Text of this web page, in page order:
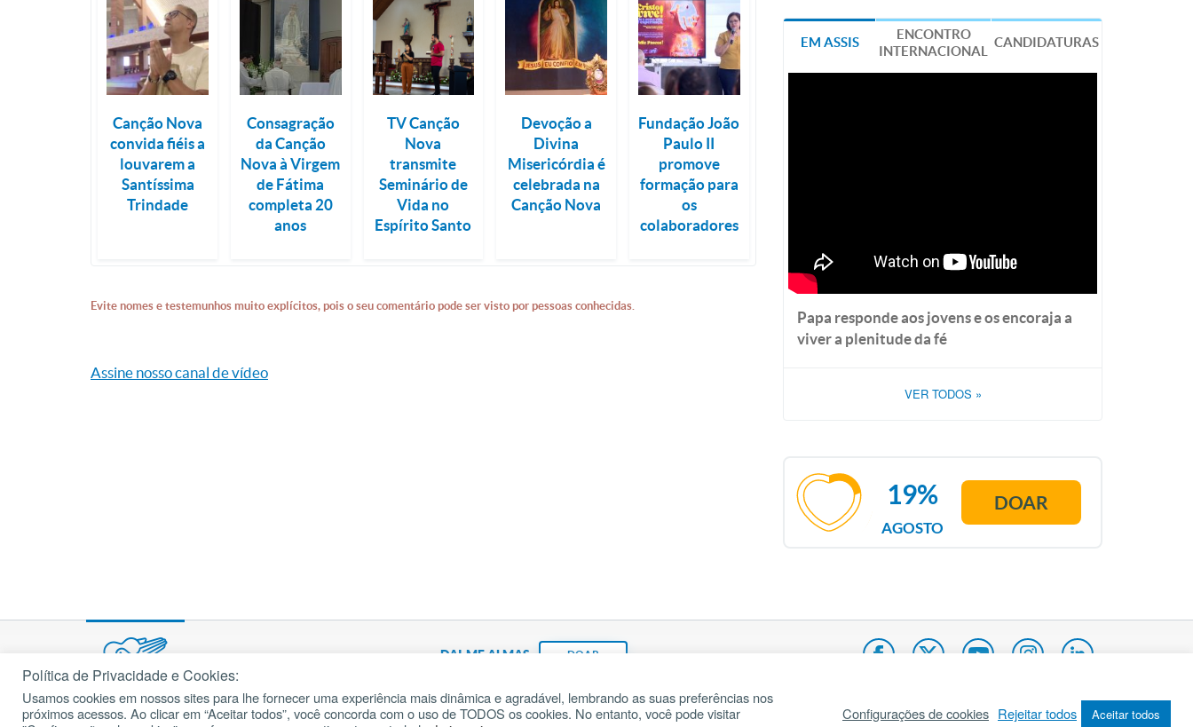
Canção Nova
convida fiéis a
louvarem a
Santíssima
Trindade
Consagração
da Canção
Nova à Virgem
de Fátima
completa 20
anos
TV Canção
Nova
transmite
Seminário de
Vida no
Espírito Santo
Devoção a
Divina
Misericórdia é
celebrada na
Canção Nova
Fundação João
Paulo II
promove
formação para
os
colaboradores
Evite nomes e testemunhos muito explícitos, pois o seu comentário pode ser visto por pessoas conhecidas.
Assine nosso canal de vídeo
EM ASSIS
ENCONTRO
INTERNACIONAL
CANDIDATURAS
Papa responde aos jovens e os encoraja a
viver a plenitude da fé
VER TODOS »
AGOSTO
19% DOAR
DAI-ME ALMAS DOAR
Fundação João Paulo II Pedido de Oração Mapa do site Internacional
cancaonova.com© 2002 – 2026
Todos os direitos reservados.
Política de Privacidade e Cookies:
Usamos cookies em nossos sites para lhe fornecer uma experiência mais dinâmica e agradável, lembrando as suas preferências nos
próximos acessos. Ao clicar em “Aceitar todos”, você concorda com o uso de TODOS os cookies. No entanto, você pode visitar
Configurações de cookies Rejeitar todos Aceitar todos